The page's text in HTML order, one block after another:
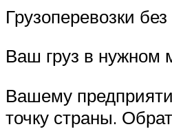
Грузоперевозки
Ваш груз в нужном
Вашему
точку страны.